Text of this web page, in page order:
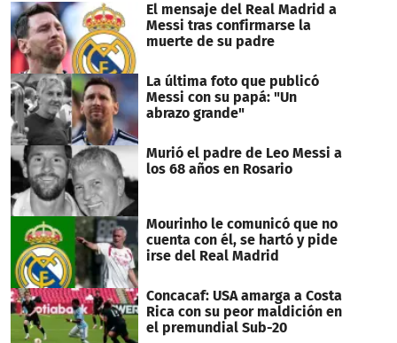
El mensaje del Real Madrid a
Messi tras confirmarse la
muerte de su padre
La última foto que publicó
Messi con su papá: "Un
abrazo grande"
Murió el padre de Leo Messi a
los 68 años en Rosario
Mourinho le comunicó que no
cuenta con él, se hartó y pide
irse del Real Madrid
Concacaf: USA amarga a Costa
Rica con su peor maldición en
el premundial Sub-20